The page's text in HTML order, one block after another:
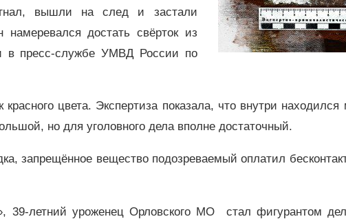
вышли на след и застали
достать свёрток из
в пресс-службе УМВД России по
цвета. Экспертиза показала, что внутри
но для уголовного дела вполне достаточный.
запрещённое вещество подозреваемый оплатил
39-летний уроженец Орловского МО стал фигурантом